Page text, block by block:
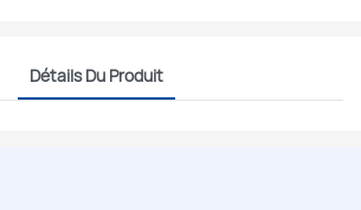
Détails Du Produit